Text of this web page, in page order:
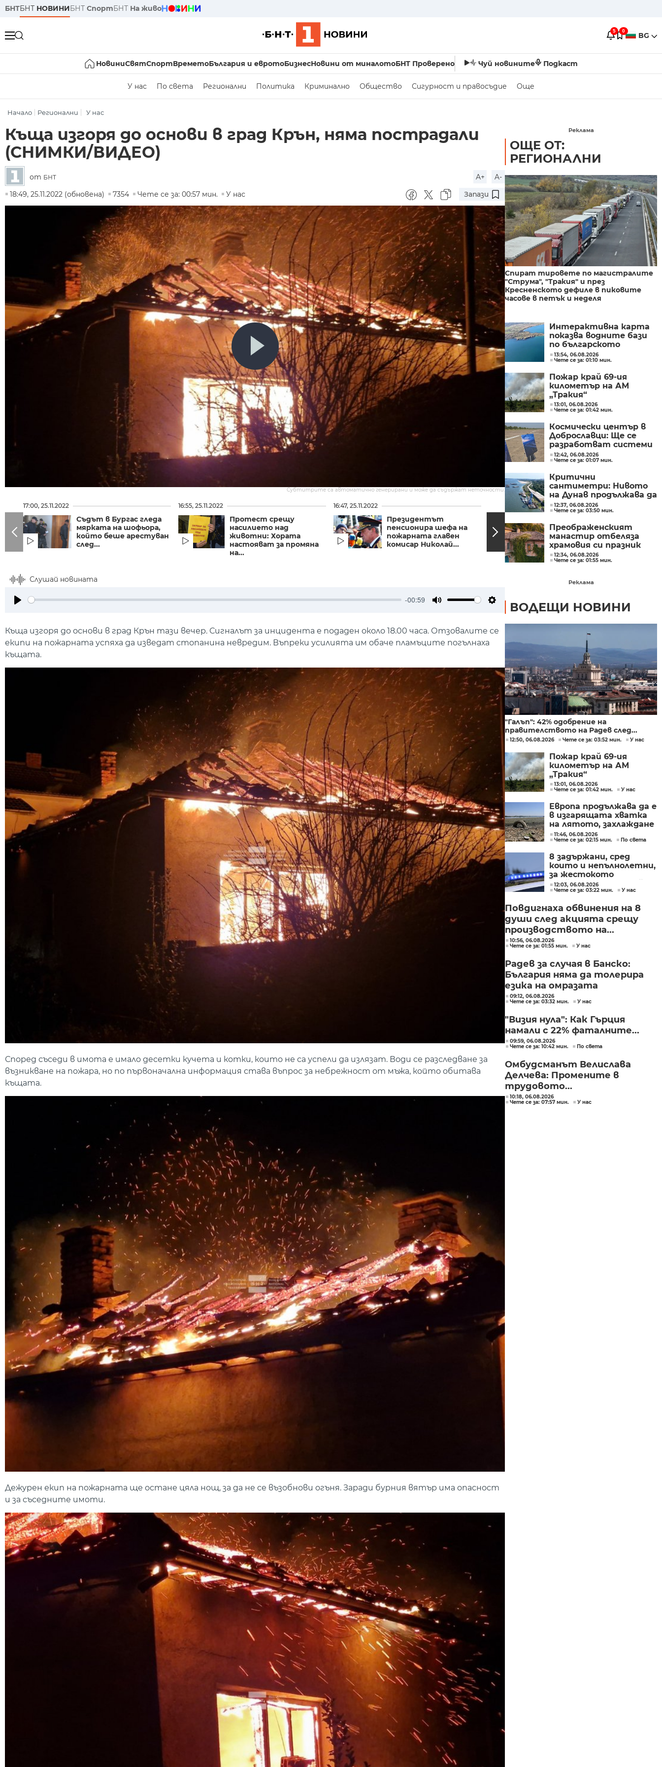
БНТБНТ НОВИНИБНТ СпортБНТ На живо
5 0 BG
НовиниСвятСпортВреметоБългария и евротоБизнесНовини от миналотоБНТ Проверено Чуй новините Подкаст
У нас По света Регионални Политика Криминално Общество Сигурност и правосъдие Още
Начало Регионални У нас
Къща изгоря до основи в град Крън, няма пострадали
(СНИМКИ/ВИДЕО)
от БНТ A+
A-
18:49, 25.11.2022 (обновена)
7354 Чете се за: 00:57 мин. У нас Запази
Субтитрите са автоматично генерирани и може да съдържат неточности.
17:00, 25.11.2022
Съдът в Бургас гледа
мярката на шофьора,
който беше арестуван
след...
16:55, 25.11.2022
Протест срещу
насилието над
животни: Хората
настояват за промяна
на...
16:47, 25.11.2022
Президентът
пенсионира шефа на
пожарната главен
комисар Николай...
16:40, 25.11.2022
мигранти: МВР започва
подготовка на полицаи
за...
Слушай новината
-00:59
Settings
Къща изгоря до основи в град Крън тази вечер. Сигналът за инцидента е подаден около 18.00 часа. Отзовалите се
екипи на пожарната успяха да изведат стопанина невредим. Въпреки усилията им обаче пламъците погълнаха
къщата.
Според съседи в имота е имало десетки кучета и котки, които не са успели да излязат. Води се разследване за
възникване на пожара, но по първоначална информация става въпрос за небрежност от мъжа, който обитава
къщата.
Дежурен екип на пожарната ще остане цяла нощ, за да не се възобнови огъня. Заради бурния вятър има опасност
и за съседните имоти.
Реклама
ОЩЕ ОТ:
РЕГИОНАЛНИ
Спират тировете по магистралите
"Струма", "Тракия" и през
Кресненското дефиле в пиковите
часове в петък и неделя
Интерактивна карта
показва водните бази
по българското
Черноморие
13:54, 06.08.2026
Чете се за: 01:10 мин.
Пожар край 69-ия
километър на АМ
„Тракия“
13:01, 06.08.2026
Чете се за: 01:42 мин.
Космически център в
Доброславци: Ще се
разработват системи
свързани с космоса
12:42, 06.08.2026
Чете се за: 01:07 мин.
Критични
сантиметри: Нивото
на Дунав продължава да
пада
12:37, 06.08.2026
Чете се за: 03:50 мин.
Преображенският
манастир отбеляза
храмовия си празник
12:34, 06.08.2026
Чете се за: 01:55 мин.
Реклама
ВОДЕЩИ НОВИНИ
"Галъп": 42% одобрение на
правителството на Радев след...
12:50, 06.08.2026 Чете се за: 03:52 мин. У нас
Пожар край 69-ия
километър на АМ
„Тракия“
13:01, 06.08.2026
Чете се за: 01:42 мин.
У нас
Европа продължава да е
в изгарящата хватка
на лятото, захлаждане
се очаква в края на
седмицата
11:46, 06.08.2026
Чете се за: 02:15 мин.
По света
8 задържани, сред
които и непълнолетни,
за жестокото
убийство след побой на
млад мъж в Пловдив
12:03, 06.08.2026
Чете се за: 03:22 мин.
У нас
Повдигнаха обвинения на 8
души след акцията срещу
производството на...
10:56, 06.08.2026
Чете се за: 01:55 мин.
У нас
Радев за случая в Банско:
България няма да толерира
езика на омразата
09:12, 06.08.2026
Чете се за: 03:32 мин.
У нас
"Визия нула": Как Гърция
намали с 22% фаталните...
09:59, 06.08.2026
Чете се за: 10:42 мин.
По света
Омбудсманът Велислава
Делчева: Промените в
трудовото...
10:18, 06.08.2026
Чете се за: 07:57 мин.
У нас